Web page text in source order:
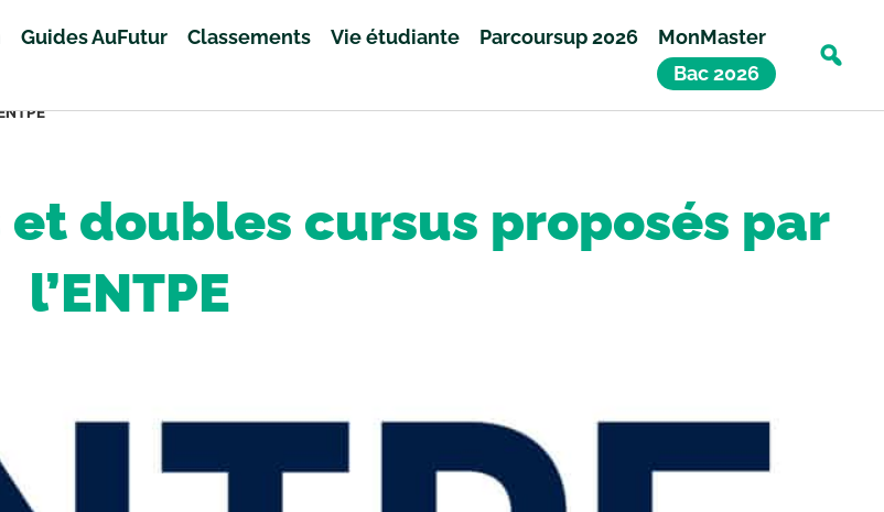
Guides AuFutur Classements Vie étudiante Parcoursup 2026
MonMaster
Bac 2026
doubles cursus proposés par
l’ENTPE